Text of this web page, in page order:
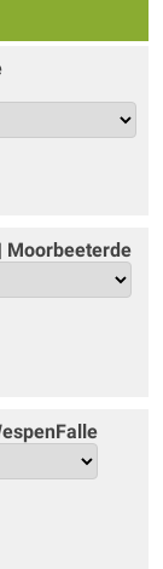
Moorbeeterde